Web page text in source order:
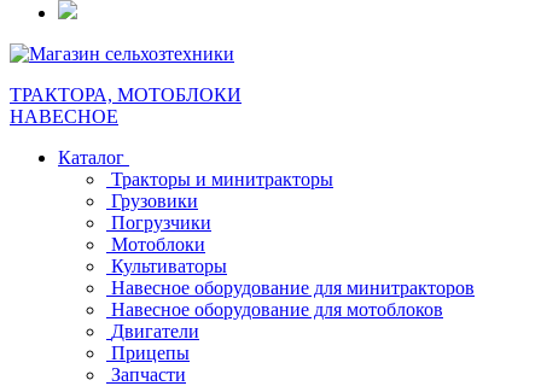
ТРАКТОРА, МОТОБЛОКИ
НАВЕСНОЕ
Каталог
Тракторы и минитракторы
Грузовики
Погрузчики
Мотоблоки
Культиваторы
Навесное оборудование для минитракторов
Навесное оборудование для мотоблоков
Двигатели
Прицепы
Запчасти